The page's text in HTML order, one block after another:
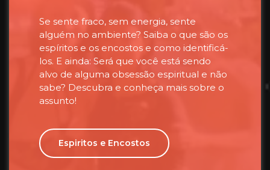
Se sente fraco, sem energia, sente
alguém no ambiente? Saiba o que são os
espíritos e os encostos e como identificá-
los. E ainda: Será que você está sendo
alvo de alguma obsessão espiritual e não
sabe? Descubra e conheça mais sobre o
assunto!
Espiritos e Encostos